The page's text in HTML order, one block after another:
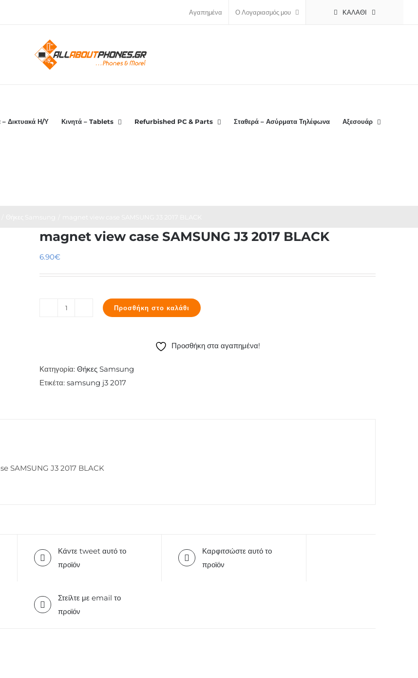
Αγαπημένα Ο Λογαριασμός μου ΚΑΛΆΘΙ
– Δικτυακά Η/Υ Κινητά – Tablets Refurbished PC & Parts Σταθερά – Ασύρματα Τηλέφωνα Αξεσουάρ
magnet view case SAMSUNG J3 2017 BLACK
6.90€
J3
2017
Προσθήκη στο καλάθι
Προσθήκη στα αγαπημένα!
Κατηγορία: Θήκες Samsung
Ετικέτα: samsung j3 2017
SAMSUNG J3 2017 BLACK
Κάντε tweet αυτό το
προϊόν
Καρφιτσώστε αυτό το
προϊόν
Στείλτε με email το
προϊόν